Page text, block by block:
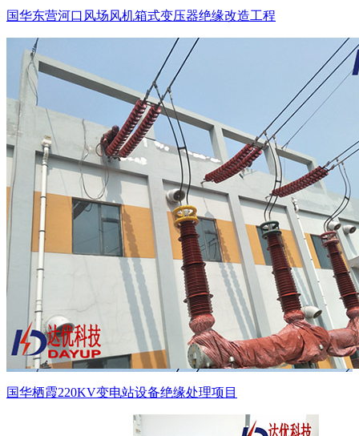
国华东营河口风场风机箱式变压器绝缘改造工程
国华栖霞220KV变电站设备绝缘处理项目